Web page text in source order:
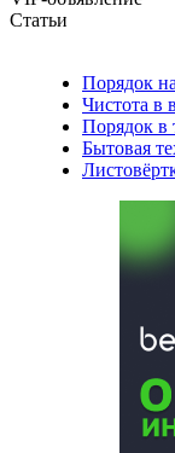
Статьи
Порядок
Чистота в
Порядок в
Бытовая